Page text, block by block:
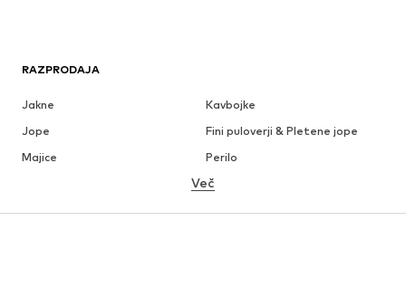
RAZPRODAJA
Jakne
Kavbojke
Jope
Fini puloverji & Pletene jope
Majice
Perilo
Srajce
Plašči
Obleke & Suknjiči
Več